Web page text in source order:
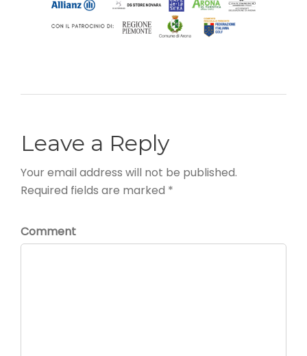
Leave a Reply
Your email address will not be published.
Required fields are marked *
Comment